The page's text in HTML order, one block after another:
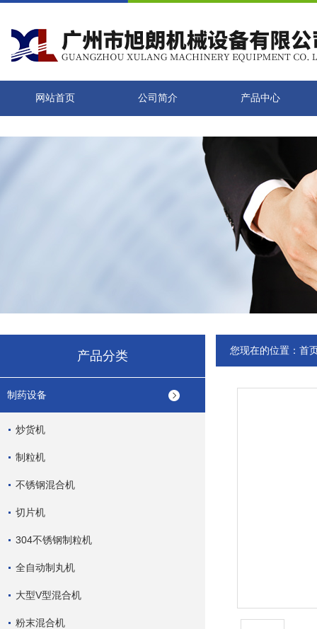
网站首页 公司简介 产品中心
产品分类
制药设备
炒货机
制粒机
不锈钢混合机
切片机
304不锈钢制粒机
全自动制丸机
大型V型混合机
粉末混合机
您现在的位置： 首